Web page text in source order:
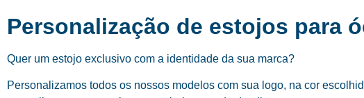
Personalização de estojos para
Quer um estojo exclusivo com a identidade da sua marca?
Personalizamos todos os nossos modelos com sua logo, na cor